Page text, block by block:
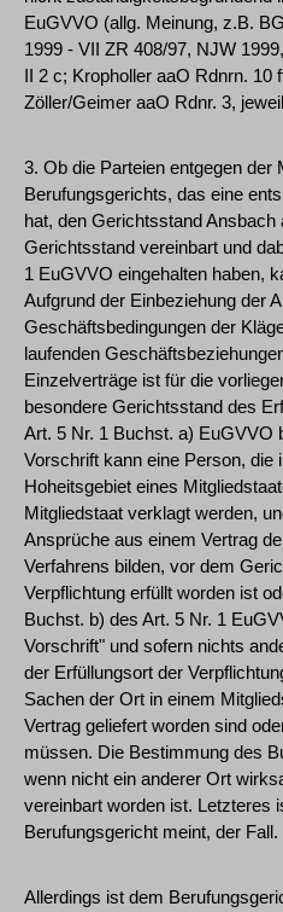
EuGVVO (allg. Meinung, z.B.
1999 - VII ZR 408/97, NJW
II 2 c; Kropholler aaO Rdnrn. 10
Zöller/Geimer aaO Rdnr. 3,
3. Ob die Parteien entgegen der
Berufungsgerichts, das eine
hat, den Gerichtsstand Ansbach
Gerichtsstand vereinbart und
1 EuGVVO eingehalten haben,
Aufgrund der Einbeziehung der
Geschäftsbedingungen der
laufenden
Einzelverträge ist für die
besondere Gerichtsstand des
Art. 5 Nr. 1 Buchst. a) EuGVVO
Vorschrift kann eine Person, die
Hoheitsgebiet eines
Mitgliedstaat verklagt werden,
Ansprüche aus einem Vertrag
Verfahrens bilden, vor dem
Verpflichtung erfüllt worden ist
Buchst. b) des Art. 5 Nr. 1
Vorschrift" und sofern nichts
der Erfüllungsort der
Sachen der Ort in einem
Vertrag geliefert worden sind
müssen. Die Bestimmung des
wenn nicht ein anderer Ort
vereinbart worden ist. Letzteres
Berufungsgericht meint, der Fall.
Allerdings ist dem